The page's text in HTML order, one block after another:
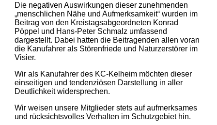
Die negativen Auswirkungen dieser zunehmenden
„menschlichen Nähe und Aufmerksamkeit“ wurden im
Beitrag von den Kreistagsabgeordneten Konrad
Pöppel und Hans-Peter Schmalz umfassend
dargestellt. Dabei hatten die Beitragenden allen voran
die Kanufahrer als Störenfriede und Naturzerstörer im
Visier.
Wir als Kanufahrer des KC-Kelheim möchten dieser
einseitigen und tendenziösen Darstellung in aller
Deutlichkeit widersprechen.
Wir weisen unsere Mitglieder stets auf aufmerksames
und rücksichtsvolles Verhalten im Schutzgebiet hin.